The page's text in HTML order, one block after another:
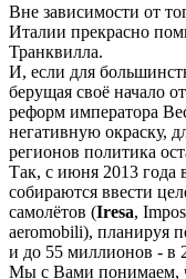
Вне зависимости от
Италии прекрасно
Транквилла.
И, если для
берущая своё начало
реформ императора
негативную окраску,
регионов политика
Так, с июня 2013 года
собираются ввести
самолётов (Iresa,
aeromobili), планируя
и до 55 миллионов - в
Мы с Вами понимаем,